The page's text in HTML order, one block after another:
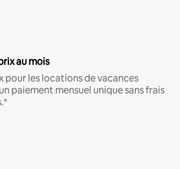
au mois
pour les locations de vacances
paiement mensuel unique sans frais